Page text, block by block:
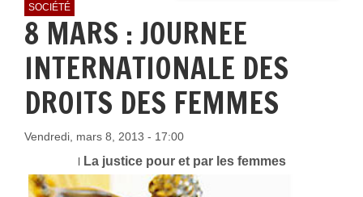
SOCIÉTÉ
8 MARS : JOURNEE
INTERNATIONALE DES
DROITS DES FEMMES
Vendredi, mars 8, 2013 - 17:00
l La justice pour et par les femmes